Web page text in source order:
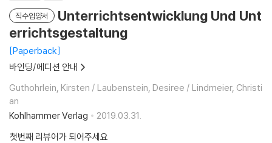
직수입양서
Unterrichtsentwicklung Und Unt
errichtsgestaltung
Paperback
바인딩/에디션 안내
Guthohrlein, Kirsten / Laubenstein, Desiree / Lindmeier, Christi
an
Kohlhammer Verlag
2019.03.31.
첫번째 리뷰어가 되어주세요